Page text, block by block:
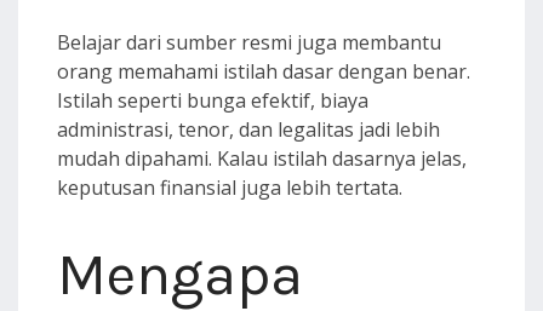
Belajar dari sumber resmi juga membantu
orang memahami istilah dasar dengan benar.
Istilah seperti bunga efektif, biaya
administrasi, tenor, dan legalitas jadi lebih
mudah dipahami. Kalau istilah dasarnya jelas,
keputusan finansial juga lebih tertata.
Mengapa